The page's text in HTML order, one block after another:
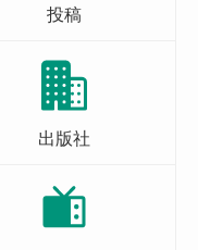
投稿
出版社